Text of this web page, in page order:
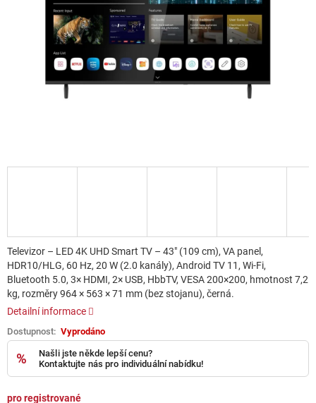
Našli jste někde lepší cenu?
Kontaktujte nás pro individuální nabídku!
Vyprodáno
Televizor – LED 4K UHD Smart TV – 43" (109 cm), VA panel,
HDR10/HLG, 60 Hz, 20 W (2.0 kanály), Android TV 11, Wi-Fi,
Bluetooth 5.0, 3× HDMI, 2× USB, HbbTV, VESA 200×200, hmotnost 7,2
kg, rozměry 964 × 563 × 71 mm (bez stojanu), černá.
Detailní informace